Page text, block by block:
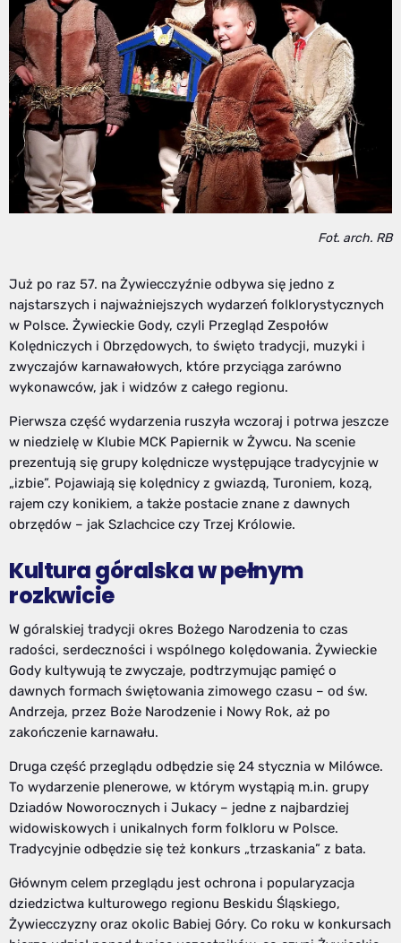
Fot. arch. RB
Już po raz 57. na Żywiecczyźnie odbywa się jedno z
najstarszych i najważniejszych wydarzeń folklorystycznych
w Polsce. Żywieckie Gody, czyli Przegląd Zespołów
Kolędniczych i Obrzędowych, to święto tradycji, muzyki i
zwyczajów karnawałowych, które przyciąga zarówno
wykonawców, jak i widzów z całego regionu.
Pierwsza część wydarzenia ruszyła wczoraj i potrwa jeszcze
w niedzielę w Klubie MCK Papiernik w Żywcu. Na scenie
prezentują się grupy kolędnicze występujące tradycyjnie w
„izbie”. Pojawiają się kolędnicy z gwiazdą, Turoniem, kozą,
rajem czy konikiem, a także postacie znane z dawnych
obrzędów – jak Szlachcice czy Trzej Królowie.
Kultura góralska w pełnym
rozkwicie
W góralskiej tradycji okres Bożego Narodzenia to czas
radości, serdeczności i wspólnego kolędowania. Żywieckie
Gody kultywują te zwyczaje, podtrzymując pamięć o
dawnych formach świętowania zimowego czasu – od św.
Andrzeja, przez Boże Narodzenie i Nowy Rok, aż po
zakończenie karnawału.
Druga część przeglądu odbędzie się 24 stycznia w Milówce.
To wydarzenie plenerowe, w którym wystąpią m.in. grupy
Dziadów Noworocznych i Jukacy – jedne z najbardziej
widowiskowych i unikalnych form folkloru w Polsce.
Tradycyjnie odbędzie się też konkurs „trzaskania” z bata.
Głównym celem przeglądu jest ochrona i popularyzacja
dziedzictwa kulturowego regionu Beskidu Śląskiego,
Żywiecczyzny oraz okolic Babiej Góry. Co roku w konkursach